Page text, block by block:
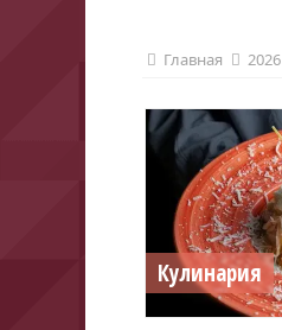
Главная 2026
Кулинария